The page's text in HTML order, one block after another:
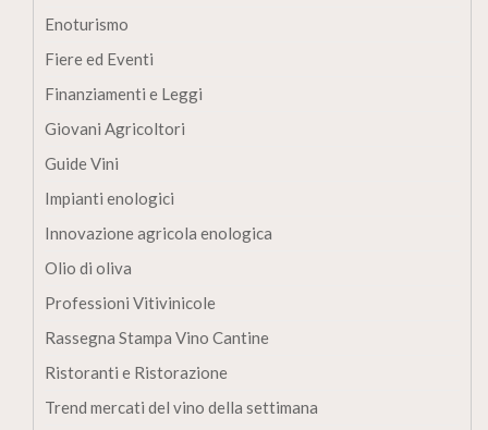
Enoturismo
Fiere ed Eventi
Finanziamenti e Leggi
Giovani Agricoltori
Guide Vini
Impianti enologici
Innovazione agricola enologica
Olio di oliva
Professioni Vitivinicole
Rassegna Stampa Vino Cantine
Ristoranti e Ristorazione
Trend mercati del vino della settimana